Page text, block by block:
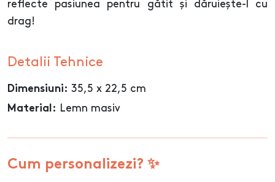
reflecte pasiunea pentru gătit și dăruiește-l cu
drag!
Detalii Tehnice
Dimensiuni: 35,5 x 22,5 cm
Material: Lemn masiv
Cum personalizezi? ✨